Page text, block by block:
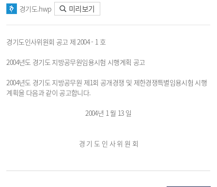
경기도.hwp
미리보기
경기도인사위원회 공고 제 2004 - 1 호
2004년도 경기도 지방공무원임용시험 시행계획 공고
2004년도 경기도 지방공무원 제1회 공개경쟁 및 제한경쟁특별임용시험 시행
계획을 다음과 같이 공고합니다.
2004년 1 월 13 일
경 기 도 인 사 위 원 회